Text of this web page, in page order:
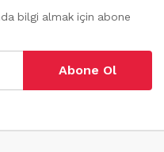
bilgi almak için abone
Abone Ol